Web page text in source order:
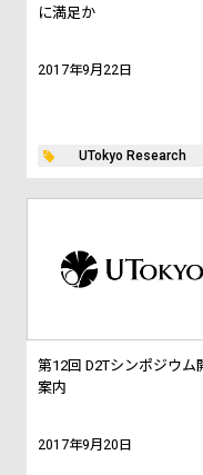
に満足か
2017年9月22日
UTokyo Research
第12回 D2Tシンポジウム
案内
2017年9月20日